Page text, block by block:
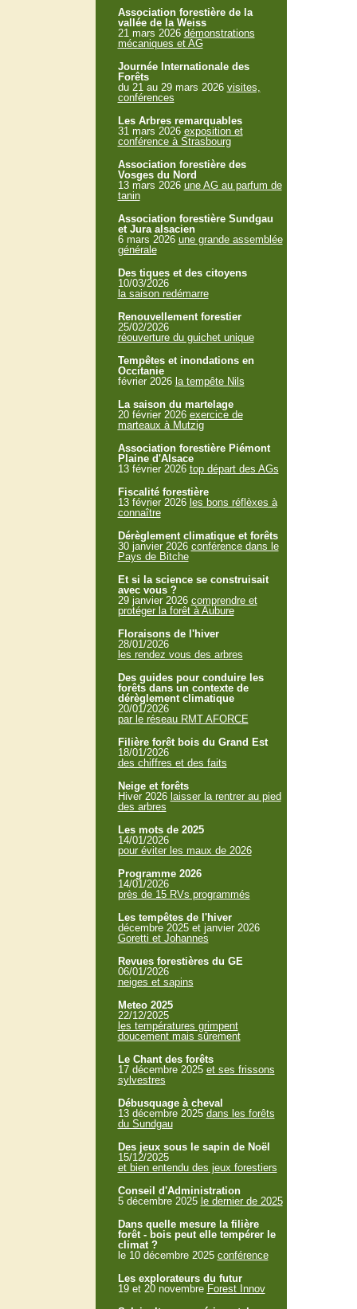
Association forestière de la
vallée de la Weiss
21 mars 2026 démonstrations
mécaniques et AG
Journée Internationale des
Forêts
du 21 au 29 mars 2026 visites,
conférences
Les Arbres remarquables
31 mars 2026 exposition et
conférence à Strasbourg
Association forestière des
Vosges du Nord
13 mars 2026 une AG au parfum de
tanin
Association forestière Sundgau
et Jura alsacien
6 mars 2026 une grande assemblée
générale
Des tiques et des citoyens
10/03/2026
la saison redémarre
Renouvellement forestier
25/02/2026
réouverture du guichet unique
Tempêtes et inondations en
Occitanie
février 2026 la tempête Nils
La saison du martelage
20 février 2026 exercice de
marteaux à Mutzig
Association forestière Piémont
Plaine d'Alsace
13 février 2026 top départ des AGs
Fiscalité forestière
13 février 2026 les bons réflèxes à
connaître
Dérèglement climatique et forêts
30 janvier 2026 conférence dans le
Pays de Bitche
Et si la science se construisait
avec vous ?
29 janvier 2026 comprendre et
protéger la forêt à Aubure
Floraisons de l'hiver
28/01/2026
les rendez vous des arbres
Des guides pour conduire les
forêts dans un contexte de
dérèglement climatique
20/01/2026
par le réseau RMT AFORCE
Filière forêt bois du Grand Est
18/01/2026
des chiffres et des faits
Neige et forêts
Hiver 2026 laisser la rentrer au pied
des arbres
Les mots de 2025
14/01/2026
pour éviter les maux de 2026
Programme 2026
14/01/2026
près de 15 RVs programmés
Les tempêtes de l'hiver
décembre 2025 et janvier 2026
Goretti et Johannes
Revues forestières du GE
06/01/2026
neiges et sapins
Meteo 2025
22/12/2025
les températures grimpent
doucement mais sûrement
Le Chant des forêts
17 décembre 2025 et ses frissons
sylvestres
Débusquage à cheval
13 décembre 2025 dans les forêts
du Sundgau
Des jeux sous le sapin de Noël
15/12/2025
et bien entendu des jeux forestiers
Conseil d'Administration
5 décembre 2025 le dernier de 2025
Dans quelle mesure la filière
forêt - bois peut elle tempérer le
climat ?
le 10 décembre 2025 conférence
Les explorateurs du futur
19 et 20 novembre Forest Innov